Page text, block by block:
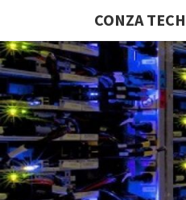
CONZA TECH